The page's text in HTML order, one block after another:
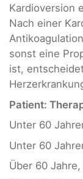
Kardioversion
Nach einer
sonst eine
ist,
Patient:
Unter 60
Unter 60
Über 60